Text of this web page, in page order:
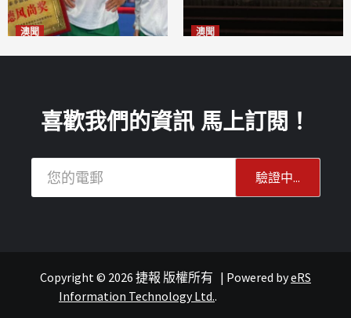
澳聞 澳聞
澳聞
喜歡我們的資訊 馬上訂閱！
Copyright © 2026 捷報 版權所有 | Powered byeRS
Information Technology Ltd..